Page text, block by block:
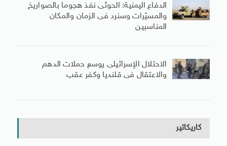
الدفاع اليمنية: الحوثى نفذ هجوما بالصواريخ
والمسيّرات وسنرد فى الزمان والمكان
المناسبين
الاحتلال الإسرائيلى يوسع حملات الدهم
والاعتقال فى قلنديا وكفر عقب
كاريكاتير